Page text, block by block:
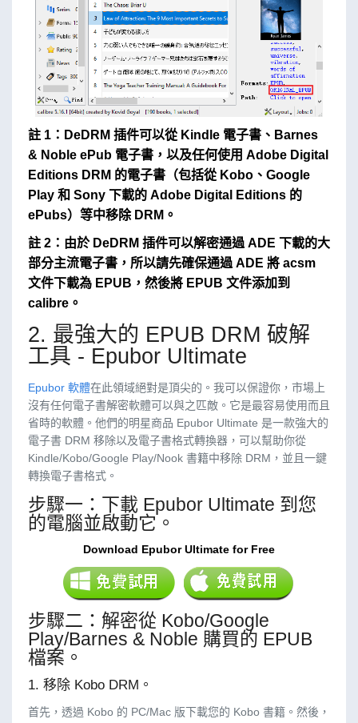
註 1：DeDRM 插件可以從 Kindle 電子書、Barnes
& Noble ePub 電子書，以及任何使用 Adobe Digital
Editions DRM 的電子書（包括從 Kobo、Google
Play 和 Sony 下載的 Adobe Digital Editions 的
ePubs）等中移除 DRM。
註 2：由於 DeDRM 插件可以解密通過 ADE 下載的大
部分主流電子書，所以請先確保通過 ADE 將 acsm
文件下載為 EPUB，然後將 EPUB 文件添加到
calibre。
2. 最強大的 EPUB DRM 破解
工具 - Epubor Ultimate
Epubor 軟體在此領域絕對是頂尖的。我可以保證你，市場上
沒有任何電子書解密軟體可以與之匹敵。它是最容易使用而且
省時的軟體。他們的明星商品 Epubor Ultimate 是一款強大的
電子書 DRM 移除以及電子書格式轉換器，可以幫助你從
Kindle/Kobo/Google Play/Nook 書籍中移除 DRM，並且一鍵
轉換電子書格式。
步驟一：下載 Epubor Ultimate 到您
的電腦並啟動它。
Download Epubor Ultimate for Free
步驟二：解密從 Kobo/Google
Play/Barnes & Noble 購買的 EPUB
檔案。
1. 移除 Kobo DRM。
首先，透過 Kobo 的 PC/Mac 版下載您的 Kobo 書籍。然後，